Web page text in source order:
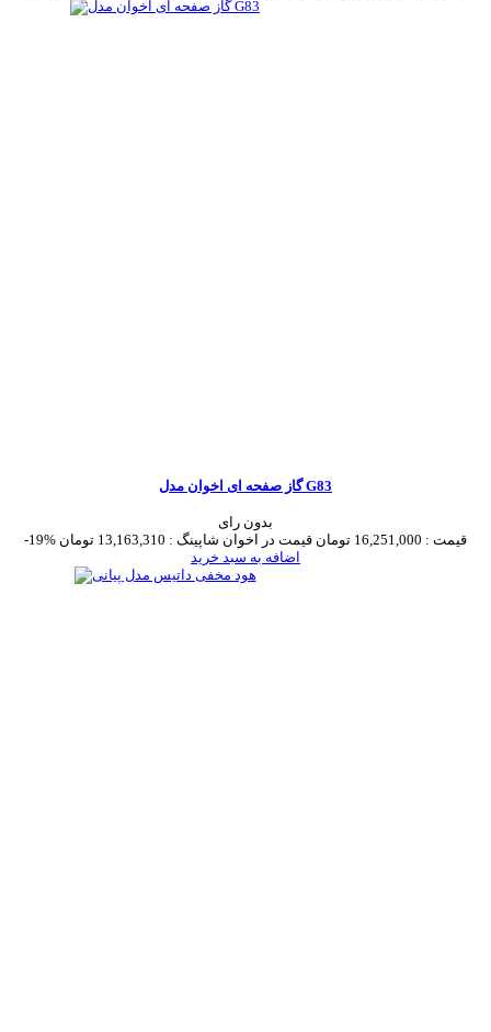
گاز صفحه ای اخوان مدل G83
بدون رای
-19%
قیمت : 16,251,000 تومان قیمت در اخوان شاپینگ : 13,163,310 تومان
اضافه به سبد خرید